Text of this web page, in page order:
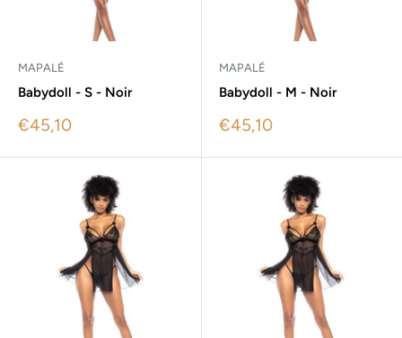
MAPALÉ
Babydoll - S - Noir
Sale
€45,10
MAPALÉ
Babydoll - M - Noir
Sale
€45,10